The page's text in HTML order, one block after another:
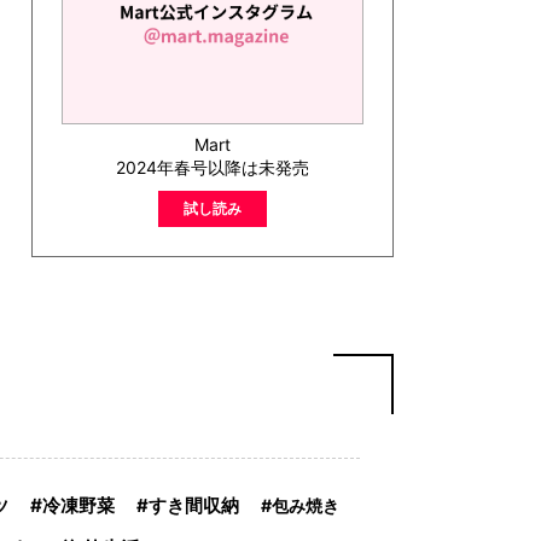
Mart
2024年春号以降は未発売
試し読み
冷凍野菜 すき間収納 包み焼き